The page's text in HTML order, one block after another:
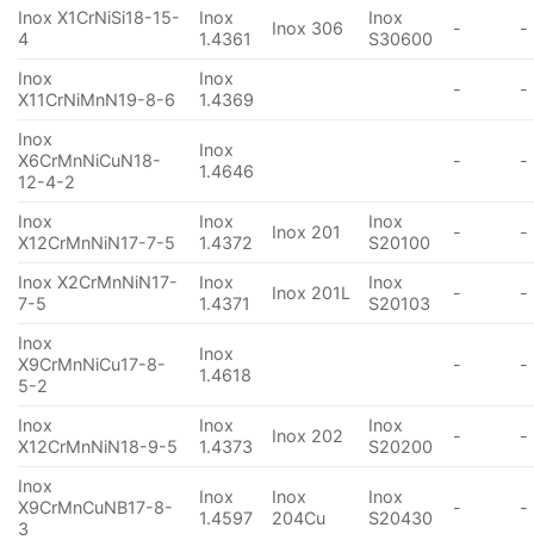
Inox X1CrNiSi18-15-
4
Inox
1.4361
Inox 306
Inox
S30600
- -
Inox
X11CrNiMnN19-8-6
Inox
1.4369
- -
Inox
X6CrMnNiCuN18-
12-4-2
Inox
1.4646
- -
Inox
X12CrMnNiN17-7-5
Inox
1.4372
Inox 201
Inox
S20100
- -
Inox X2CrMnNiN17-
7-5
Inox
1.4371
Inox 201L
Inox
S20103
- -
Inox
X9CrMnNiCu17-8-
5-2
Inox
1.4618
- -
Inox
X12CrMnNiN18-9-5
Inox
1.4373
Inox 202
Inox
S20200
- -
Inox
X9CrMnCuNB17-8-
3
Inox
1.4597
Inox
204Cu
Inox
S20430
- -